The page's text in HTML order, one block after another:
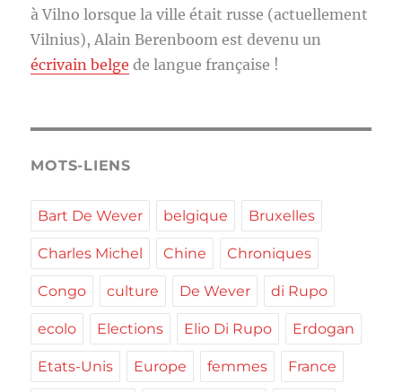
à Vilno lorsque la ville était russe (actuellement
Vilnius), Alain Berenboom est devenu un
écrivain belge de langue française !
MOTS-LIENS
Bart De Wever belgique Bruxelles
Charles Michel Chine Chroniques
Congo culture De Wever di Rupo
ecolo Elections Elio Di Rupo Erdogan
Etats-Unis Europe femmes France